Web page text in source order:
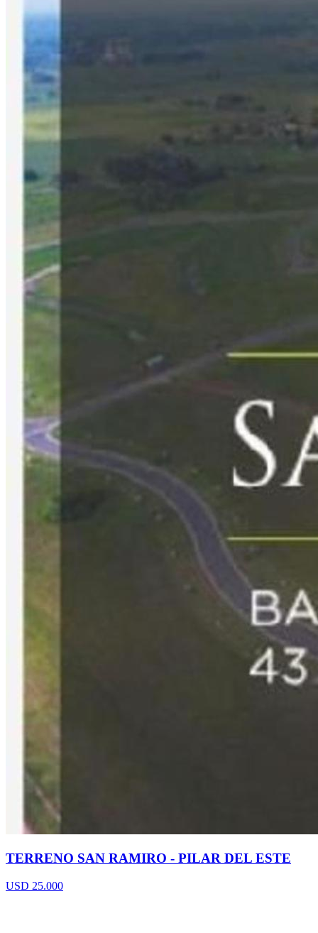
TERRENO SAN RAMIRO - PILAR DEL ESTE
USD 25.000